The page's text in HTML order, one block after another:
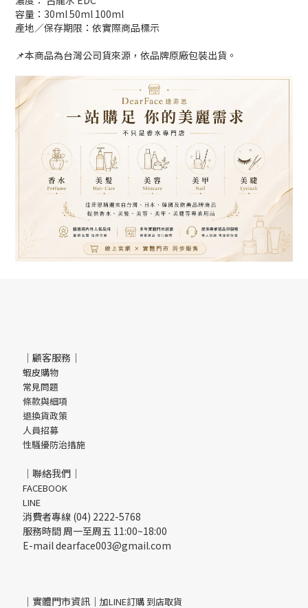
容量：30ml 50ml 100ml
產地／保存期限：依實際商品標示
📌本商品為台灣公司貨來源，依品牌原廠包裝出貨。
｜顧客服務｜
蝦皮購物
常見問題
條款與細項
退換貨政策
人員招募
性騷擾防治措施
｜聯絡我們｜
FACEBOOK
LINE
消費者專線 (04) 2222-5768
服務時間 周一至周五 11:00~18:00
E-mail dearface003@gmail.com
｜實體門市資訊｜ 加LINE訂購 到店取貨